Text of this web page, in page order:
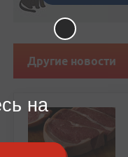
Другие новости
на